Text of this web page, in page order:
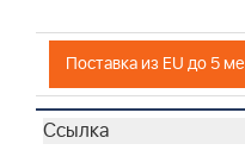
Поставка из EU до 5